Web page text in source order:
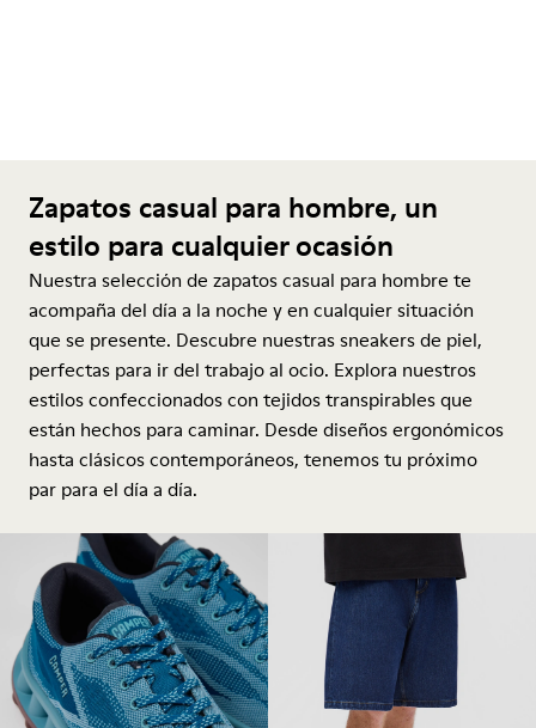
Zapatos casual para hombre, un
estilo para cualquier ocasión
Nuestra selección de zapatos casual para hombre te
acompaña del día a la noche y en cualquier situación
que se presente. Descubre nuestras sneakers de piel,
perfectas para ir del trabajo al ocio. Explora nuestros
estilos confeccionados con tejidos transpirables que
están hechos para caminar. Desde diseños ergonómicos
hasta clásicos contemporáneos, tenemos tu próximo
par para el día a día.